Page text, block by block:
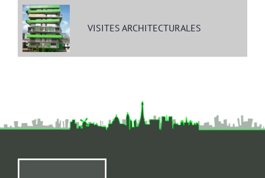
VISITES ARCHITECTURALES